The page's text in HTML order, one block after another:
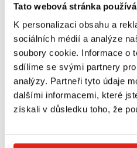
Tato webová stránka
K personalizaci obsahu a
sociálních médií a analýze
soubory cookie. Informace o
sdílíme se svými partnery
analýzy. Partneři tyto údaje
dalšími informacemi, které
získali v důsledku toho, že
- díky adaptéru SW-MOTECH (dostupný
- vyrobeno z oválné kulaté trubky,
- vysoká funkčnost a stabilita.
Obsah balení:
2 x boční nosič EVO,
montážní materiál,
návod na montáž.
Zobrazit více
MOHLO BY SE VÁM LÍBIT